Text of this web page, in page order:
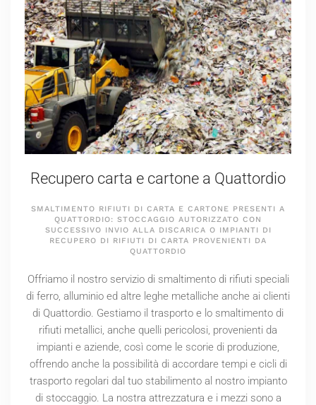
Recupero carta e cartone a Quattordio
SMALTIMENTO RIFIUTI DI CARTA E CARTONE PRESENTI A
QUATTORDIO: STOCCAGGIO AUTORIZZATO CON
SUCCESSIVO INVIO ALLA DISCARICA O IMPIANTI DI
RECUPERO DI RIFIUTI DI CARTA PROVENIENTI DA
QUATTORDIO
Offriamo il nostro servizio di smaltimento di rifiuti speciali
di ferro, alluminio ed altre leghe metalliche anche ai clienti
di Quattordio. Gestiamo il trasporto e lo smaltimento di
rifiuti metallici, anche quelli pericolosi, provenienti da
impianti e aziende, così come le scorie di produzione,
offrendo anche la possibilità di accordare tempi e cicli di
trasporto regolari dal tuo stabilimento al nostro impianto
di stoccaggio. La nostra attrezzatura e i mezzi sono a